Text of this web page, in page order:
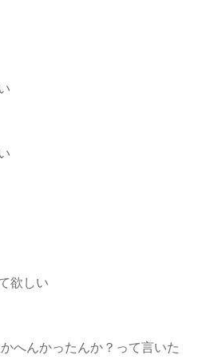
欲しい
へんかったんか？って言いた